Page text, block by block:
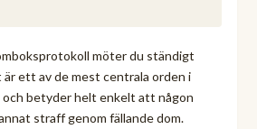
möter du ständigt
är ett av de mest centrala orden i
betyder helt enkelt att någon
straff genom fällande dom.